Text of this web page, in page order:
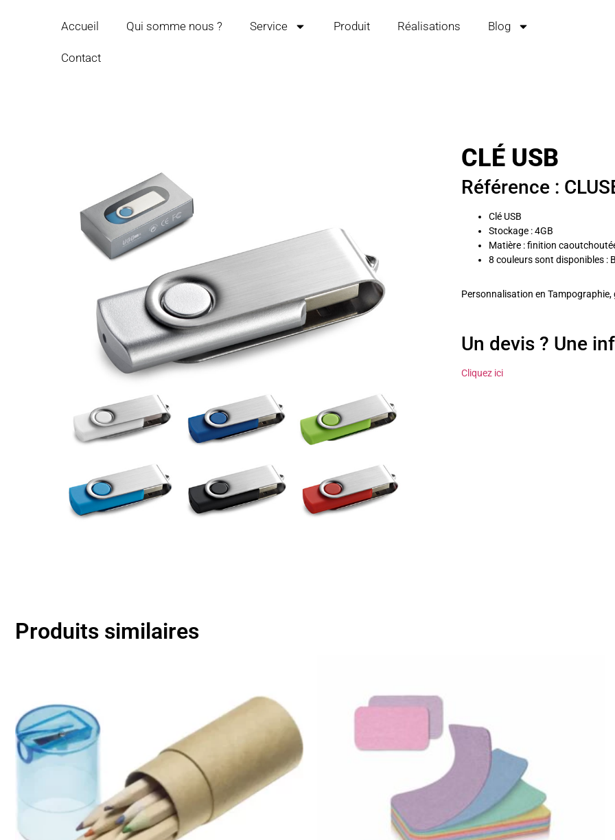
Accueil Qui somme nous ? Service Produit Réalisations Blog
Contact
CLÉ USB
Référence :
Clé USB
Stockage : 4GB
Matière : finition
8 couleurs sont disponibles :
Personnalisation en Tampographie,
Un devis ? Une
Cliquez ici
Produits similaires